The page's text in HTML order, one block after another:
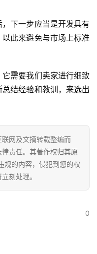
下一步应当是开发具有
此来避免与市场上标准
需要我们卖家进行细致
结经验和教训，来选出
网及文摘转载整编而
责任。其著作权归其原
规的内容，侵犯到您的权
刻处理。
0